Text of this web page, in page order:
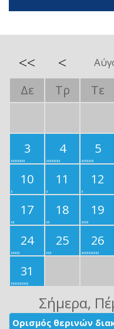
<< <
Δε Τρ Τε
3
4 5
10
11 12
17
18 19
24
25 26
31
Σήμερα,
Ορισμός θερινών